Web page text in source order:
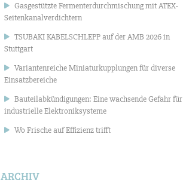
Gasgestützte Fermenterdurchmischung mit ATEX-
Seitenkanalverdichtern
TSUBAKI KABELSCHLEPP auf der AMB 2026 in
Stuttgart
Variantenreiche Miniaturkupplungen für diverse
Einsatzbereiche
Bauteilabkündigungen: Eine wachsende Gefahr für
industrielle Elektroniksysteme
Wo Frische auf Effizienz trifft
ARCHIV